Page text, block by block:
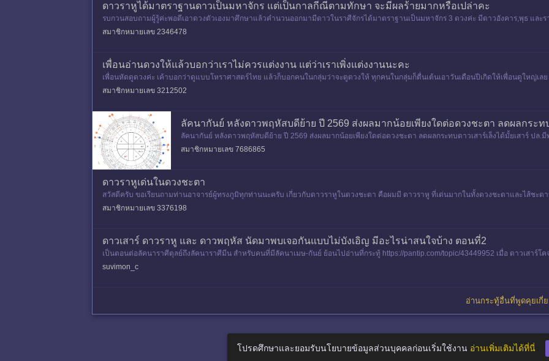
ดาวราหูได้มาตราฐานดาวเป็นมหาจักร แต่เป็นกาลกีณีตามทักษา จะมีผลร้ายมากหรือเปล่าคะ
รบกวนสอบถามผู้รู้ค่ะพอดีเอาดวงตัวเองมาศึกษาแล้วคำนวนออกมามีดาวในราศีจักรได้มาตราฐานเป็นมหาจักร 3 ดวงค่ะ มีดาวอังคาร,พุธ แล
ลายๆเวปว่าดาวกาลกิณีที่ได้
สมาชิกหมายเลข 2346478
เพื่อนอ่านดวงให้แล้วบอกว่าเราไม่ควรแต่งงาน แต่ว่าเราเพิ่งแต่งงานนะคะ
เพื่อนหัดดูดวงค่ะ เค้าบอกว่าดูแบบโหราศาสตร์ไทย แล้วก็บอกคนในกลุ่มว่าจะดูดวงให้ ทุกคนในกลุ่มก็ตื่นเต้นเอาวันเดือนปีเกิดให้เพื่อนดูใหญ่เลย
ต่ถามเรื่อง
สมาชิกหมายเลข 3212502
ลัคนากันย์ หลังดาวพฤหัสบดีย้าย ปี 2569 ส่งผลมากน้อยเพียงใดต่อดวงชะตา ลดผลกระทบ
ลัคนากันย์ หลังดาวพฤหัสบดีย้าย ปี 2569 ส่งผลมากน้อยเพียงใดต่อดวงชะตา ลดผลกระทบดาวเสาร์เล็งได้มั้ยเสาร์ ปล.
สมาชิกหมายเลข 7686865
ดาวราหูเด่นในดวงชะตา
สวัสดีครับ ขอเรียนถามท่านอาจารย์ผู้ทรงภูมิทุกท่านนะครับ เกี่ยวกับดาวราหูในดวงชะตา คือผมมี ดาวราหู ที่เด่นมากในทั้งดวงชะตาและไส้ชะต
กษตรในราศีกุมภ์ เ
สมาชิกหมายเลข 3376198
ดาวเสาร์ ดาวราหู และ ดาวพฤหัส นัดมาพบเจอกันแบบไม่บังเอิญ มีอะไรน่าสนใจบ้าง ตอนที่2
เป็นตอนต่อลัคนาราศีตุลย์ถึงลัคนาราศีมีน สำหรับคนที่มีลัคนาเมษ-กันย์ ย้อนไปอ่านที่กระทู้ https://pantip.com/topic/43449952 เมื่อ ดาวเสาร์
suvimon_c
อ่านกระทู้อื่นที่พูดคุยเกี่
โปรดศึกษาและยอมรับนโยบายข้อมูลส่วนบุคคลก่อนเริ่มใช้งาน อ่านเพิ่มเติมได้ที่นี่